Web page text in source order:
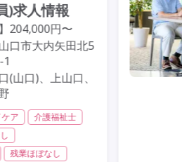
)求人情報
204,000円〜
口市大内矢田北5
(山口)、上山口、
ア
介護福祉士
残業ほぼなし